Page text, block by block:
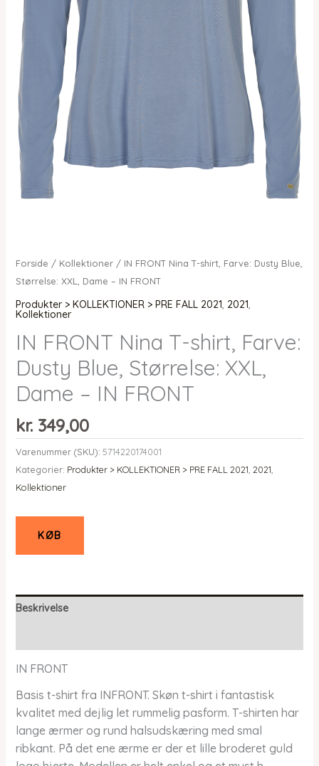
Forside / Kollektioner/ IN FRONT Nina T-shirt, Farve: Dusty Blue,
Størrelse: XXL, Dame – IN FRONT
Produkter > KOLLEKTIONER > PRE FALL 2021, 2021,
Kollektioner
IN FRONT Nina T-shirt, Farve:
Dusty Blue, Størrelse: XXL,
Dame – IN FRONT
kr.349,00
Varenummer (SKU): 5714220174001
Kategorier: Produkter > KOLLEKTIONER > PRE FALL 2021 2021
Kollektioner
KØB
Beskrivelse
IN FRONT
Basis t-shirt fra INFRONT. Skøn t-shirt i fantastisk
kvalitet med dejlig let rummelig pasform. T-shirten har
lange ærmer og rund halsudskæring med smal
ribkant. På det ene ærme er der et lille broderet guld